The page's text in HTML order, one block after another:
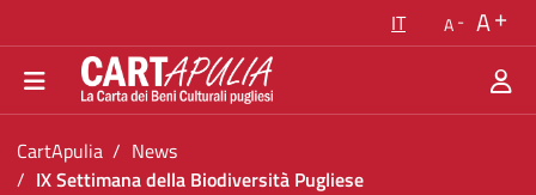
Vai al menu di navigazione
Vai ai contenuti
Vai al footer
IT A A
Ti trovi in:
CartApulia
News
IX Settimana della Biodiversità Pugliese